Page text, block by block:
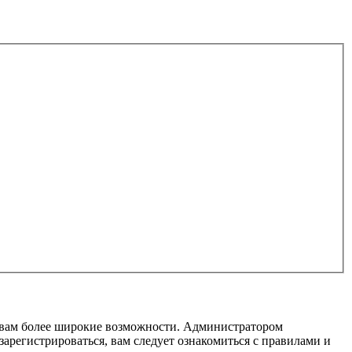
более широкие возможности. Администратором
вам следует ознакомиться с правилами и